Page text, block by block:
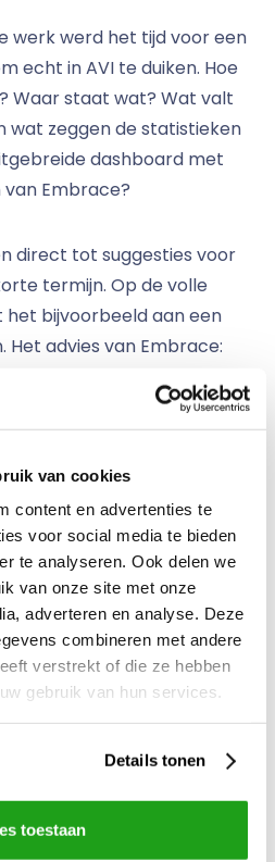
van cookies
content en advertenties te
voor social media te bieden
te analyseren. Ook delen we
van onze site met onze
adverteren en analyse. Deze
combineren met andere
verstrekt of die ze hebben
gebruik van hun services.
Details tonen
toestaan
werk werd het tijd voor een
echt in AVI te duiken. Hoe
Waar staat wat? Wat valt
wat zeggen de statistieken
dashboard met
Embrace?
direct tot suggesties voor
termijn. Op de volle
bijvoorbeeld aan een
advies van Embrace:
dat er per categorie één
het vinden van informatie in
plekken aan te
medewerkers door de
zien. Andere quick wins
het herstructureren van
om te dopen naar Weten
te maken wat men
toevoegen aan
vindbaarheid te vergroten,
Embrace consultant ook
dat wenselijk zijn.